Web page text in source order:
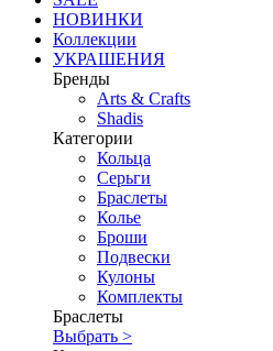
НОВИНКИ
Коллекции
УКРАШЕНИЯ
Бренды
Аrts & Сrafts
Shadis
Категории
Кольца
Серьги
Браслеты
Колье
Броши
Подвески
Кулоны
Комплекты
Браслеты
Выбрать >